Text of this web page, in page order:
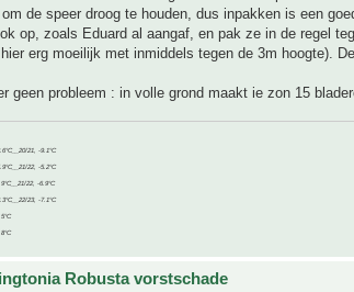
de speer droog te houden, dus inpakken is een
op, zoals Eduard al aangaf, en pak ze in de regel
erg moeilijk met inmiddels tegen de 3m hoogte).
geen probleem : in volle grond maakt ie zon 15
21, -9.1°C
22, -5.2°C
22, -6.9°C
23, -7.1°C
Robusta vorstschade